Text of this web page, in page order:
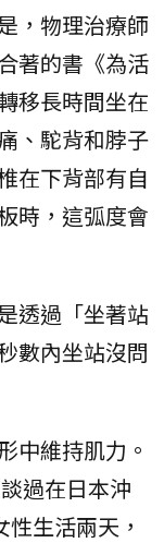
，物理治療師
著的書《為活
移長時間坐在
、駝背和脖子
在下背部有自
時，這弧度會
透過「坐著站
數內坐站沒問
中維持肌力。
過在日本沖
生活兩天，